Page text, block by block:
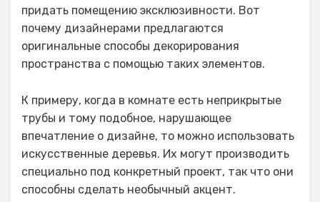
придать помещению эксклюзивности. Вот
почему дизайнерами предлагаются
оригинальные способы декорирования
пространства с помощью таких элементов.
К примеру, когда в комнате есть неприкрытые
трубы и тому подобное, нарушающее
впечатление о дизайне, то можно использовать
искусственные деревья. Их могут производить
специально под конкретный проект, так что они
способны сделать необычный акцент.